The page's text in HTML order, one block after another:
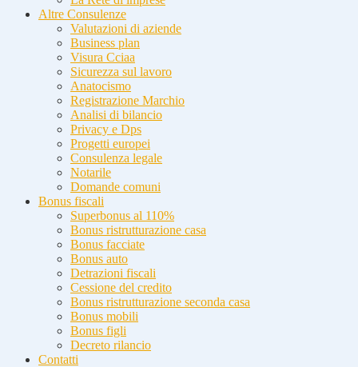
Altre Consulenze
Valutazioni di aziende
Business plan
Visura Cciaa
Sicurezza sul lavoro
Anatocismo
Registrazione Marchio
Analisi di bilancio
Privacy e Dps
Progetti europei
Consulenza legale
Notarile
Domande comuni
Bonus fiscali
Superbonus al 110%
Bonus ristrutturazione casa
Bonus facciate
Bonus auto
Detrazioni fiscali
Cessione del credito
Bonus ristrutturazione seconda casa
Bonus mobili
Bonus figli
Decreto rilancio
Contatti